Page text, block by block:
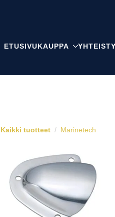
ETUSIVUKAUPPA
Kaikki tuotteet Marinetech